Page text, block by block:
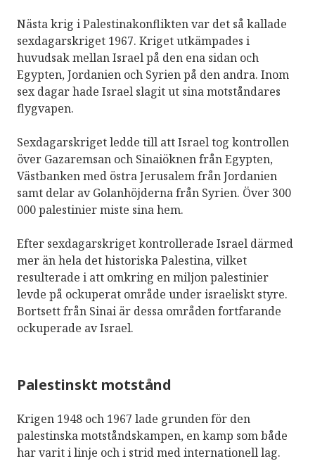
Nästa krig i Palestinakonflikten var det så kallade
sexdagarskriget 1967. Kriget utkämpades i
huvudsak mellan Israel på den ena sidan och
Egypten, Jordanien och Syrien på den andra. Inom
sex dagar hade Israel slagit ut sina motståndares
flygvapen.
Sexdagarskriget ledde till att Israel tog kontrollen
över Gazaremsan och Sinaiöknen från Egypten,
Västbanken med östra Jerusalem från Jordanien
samt delar av Golanhöjderna från Syrien. Över 300
000 palestinier miste sina hem.
Efter sexdagarskriget kontrollerade Israel därmed
mer än hela det historiska Palestina, vilket
resulterade i att omkring en miljon palestinier
levde på ockuperat område under israeliskt styre.
Bortsett från Sinai är dessa områden fortfarande
ockuperade av Israel.
Palestinskt motstånd
Krigen 1948 och 1967 lade grunden för den
palestinska motståndskampen, en kamp som både
har varit i linje och i strid med internationell lag.